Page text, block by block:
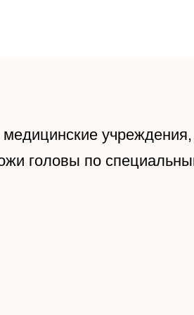
учреждения,
головы по